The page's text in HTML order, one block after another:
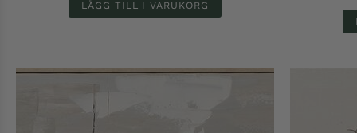
LÄGG TILL I VARUKORG